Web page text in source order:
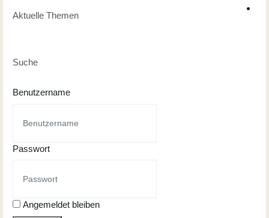
Aktuelle Themen
Suche
Benutzername
Passwort
Angemeldet bleiben